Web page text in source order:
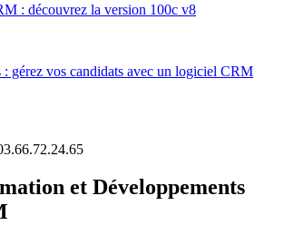
: découvrez la version 100c v8
: gérez vos candidats avec un logiciel CRM
et Développements